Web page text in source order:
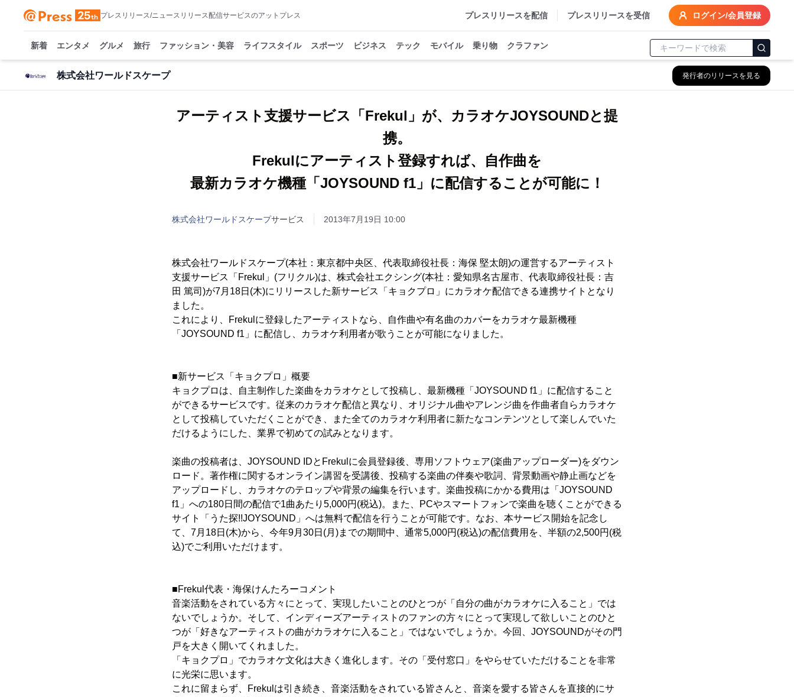
プレスリリース/ニュースリリース配信サービスのアットプレス プレスリリースを配信 プレスリリースを受信 ログイン/会員登録
新着 エンタメ グルメ 旅行 ファッション・美容 ライフスタイル スポーツ ビジネス テック モバイル 乗り物 クラファン
株式会社ワールドスケープ 発行者のリリースを見る
アーティスト支援サービス「Frekul」が、カラオケJOYSOUNDと提
携。
Frekulにアーティスト登録すれば、自作曲を
最新カラオケ機種「JOYSOUND f1」に配信することが可能に！
株式会社ワールドスケープサービス 2013年7月19日 10:00
株式会社ワールドスケープ(本社：東京都中央区、代表取締役社長：海保 堅太朗)の運営するアーティスト
支援サービス「Frekul」(フリクル)は、株式会社エクシング(本社：愛知県名古屋市、代表取締役社長：吉
田 篤司)が7月18日(木)にリリースした新サービス「キョクプロ」にカラオケ配信できる連携サイトとなり
ました。
これにより、Frekulに登録したアーティストなら、自作曲や有名曲のカバーをカラオケ最新機種
「JOYSOUND f1」に配信し、カラオケ利用者が歌うことが可能になりました。
■新サービス「キョクプロ」概要
キョクプロは、自主制作した楽曲をカラオケとして投稿し、最新機種「JOYSOUND f1」に配信すること
ができるサービスです。従来のカラオケ配信と異なり、オリジナル曲やアレンジ曲を作曲者自らカラオケ
として投稿していただくことができ、また全てのカラオケ利用者に新たなコンテンツとして楽しんでいた
だけるようにした、業界で初めての試みとなります。
楽曲の投稿者は、JOYSOUND IDとFrekulに会員登録後、専用ソフトウェア(楽曲アップローダー)をダウン
ロード。著作権に関するオンライン講習を受講後、投稿する楽曲の伴奏や歌詞、背景動画や静止画などを
アップロードし、カラオケのテロップや背景の編集を行います。楽曲投稿にかかる費用は「JOYSOUND
f1」への180日間の配信で1曲あたり5,000円(税込)。また、PCやスマートフォンで楽曲を聴くことができる
サイト「うた探!!JOYSOUND」へは無料で配信を行うことが可能です。なお、本サービス開始を記念し
て、7月18日(木)から、今年9月30日(月)までの期間中、通常5,000円(税込)の配信費用を、半額の2,500円(税
込)でご利用いただけます。
■Frekul代表・海保けんたろーコメント
音楽活動をされている方々にとって、実現したいことのひとつが「自分の曲がカラオケに入ること」では
ないでしょうか。そして、インディーズアーティストのファンの方々にとって実現して欲しいことのひと
つが「好きなアーティストの曲がカラオケに入ること」ではないでしょうか。今回、JOYSOUNDがその門
戸を大きく開いてくれました。
「キョクプロ」でカラオケ文化は大きく進化します。その「受付窓口」をやらせていただけることを非常
に光栄に思います。
これに留まらず、Frekulは引き続き、音楽活動をされている皆さんと、音楽を愛する皆さんを直接的にサ